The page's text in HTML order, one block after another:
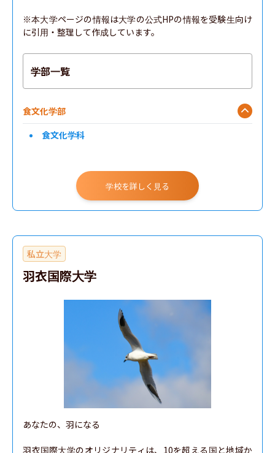
※本大学ページの情報は大学の公式HPの情報を受験生向け
に引用・整理して作成しています。
学部一覧
食文化学部
食文化学科
学校を詳しく見る
私立大学
羽衣国際大学
あなたの、羽になる
羽衣国際大学のオリジナリティは、10を超える国と地域か